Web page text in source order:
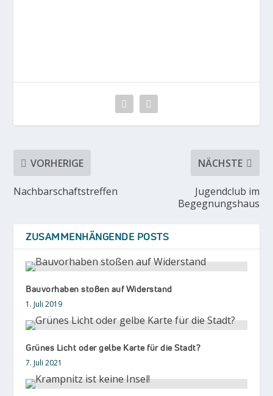
VORHERIGE
Nachbarschaftstreffen
NÄCHSTE
Jugendclub im
Begegnungshaus
ZUSAMMENHÄNGENDE POSTS
Bauvorhaben stoßen auf Widerstand
1. Juli 2019
Grünes Licht oder gelbe Karte für die Stadt?
7. Juli 2021